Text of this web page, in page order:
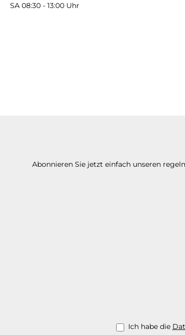
SA 08:30 - 13:00 Uhr
Abonnieren Sie jetzt einfach unseren
Ich habe die